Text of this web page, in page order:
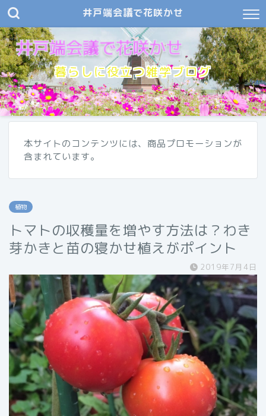
井戸端会議で花咲かせ
暮らしに役立つ雑学ブログ
本サイトのコンテンツには、商品プロモーションが
含まれています。
植物
トマトの収穫量を増やす方法は？わき
芽かきと苗の寝かせ植えがポイント
2019年7月4日